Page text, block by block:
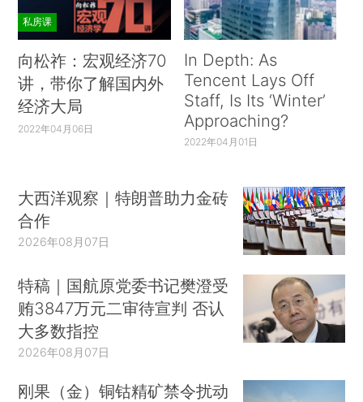
私房课
向松祚：宏观经济70
讲，带你了解国内外
经济大局
2022年04月06日
In Depth: As
Tencent Lays Off
Staff, Is Its ‘Winter’
Approaching?
2022年04月01日
大西洋观察｜特朗普助力金砖
合作
2026年08月07日
特稿｜国航原党委书记樊澄受
贿3847万元二审待宣判 否认
大多数指控
2026年08月07日
刚果（金）铜钴精矿禁令扰动